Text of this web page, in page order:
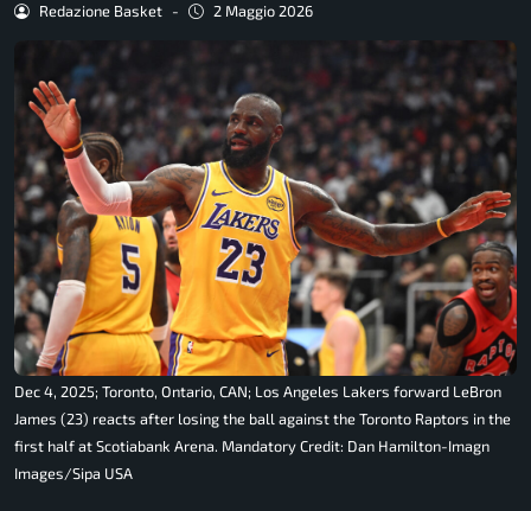
Redazione Basket - 2 Maggio 2026
Dec 4, 2025; Toronto, Ontario, CAN; Los Angeles Lakers forward LeBron
James (23) reacts after losing the ball against the Toronto Raptors in the
first half at Scotiabank Arena. Mandatory Credit: Dan Hamilton-Imagn
Images/Sipa USA